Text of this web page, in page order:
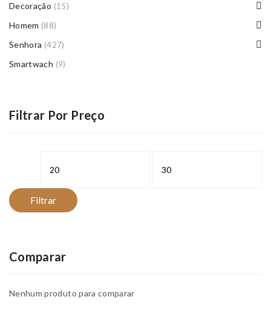
Decoração (15)
Homem (88)
Senhora (427)
Smartwach (9)
Filtrar Por Preço
Filtrar
Comparar
Nenhum produto para comparar